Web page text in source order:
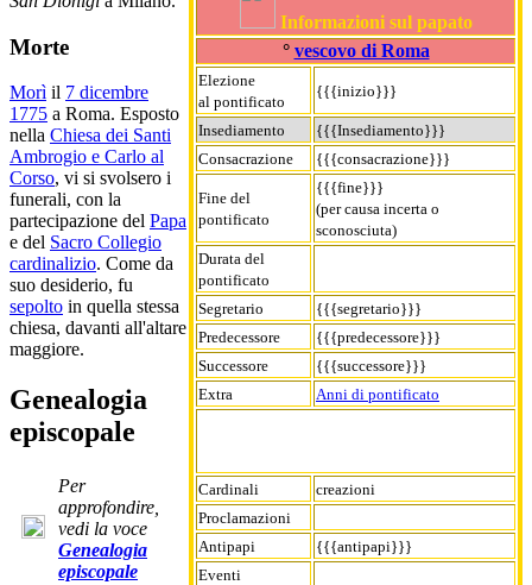
Informazioni sul papato
° vescovo di Roma
Elezione
al pontificato
{{{inizio}}}
Insediamento
{{{Insediamento}}}
Consacrazione
{{{consacrazione}}}
Fine del
pontificato
{{{fine}}}
(per causa incerta o
sconosciuta)
Durata del
pontificato
Segretario
{{{segretario}}}
Predecessore
{{{predecessore}}}
Successore
{{{successore}}}
Extra
Anni di pontificato
Cardinali
creazioni
Proclamazioni
Antipapi
{{{antipapi}}}
Eventi
Morte
Morì il 7 dicembre
1775 a Roma. Esposto
nella Chiesa dei Santi
Ambrogio e Carlo al
Corso, vi si svolsero i
funerali, con la
partecipazione del Papa
e del Sacro Collegio
cardinalizio. Come da
suo desiderio, fu
sepolto in quella stessa
chiesa, davanti all'altare
maggiore.
Genealogia
episcopale
Per
approfondire,
vedi la voce
Genealogia
episcopale